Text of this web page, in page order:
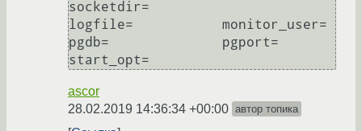
socketdir=
logfile=           monitor_user=
pgdb=              pgport=
ascor
28.02.2019 14:36:34 +00:00 автор топика